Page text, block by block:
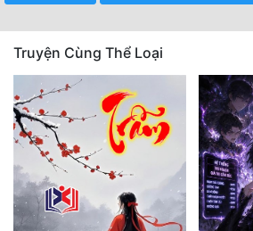
Ngược
Nữ Cường
Nữ Phụ
Phong Thủy - Tâm Linh
Phương Tây
Phản Phái
Quan Trường
Truyện Cùng Thể Loại